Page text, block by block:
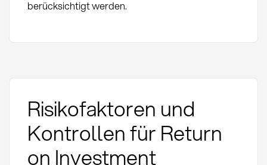
berücksichtigt werden.
Risikofaktoren und
Kontrollen für Return
on Investment